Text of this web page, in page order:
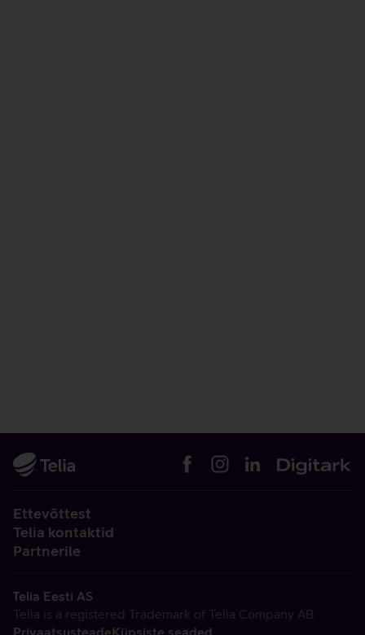
Ettevõttest
Telia kontaktid
Partnerile
Telia Eesti AS
Telia is a registered Trademark of Telia Company AB
PrivaatsusteadeKüpsiste seaded